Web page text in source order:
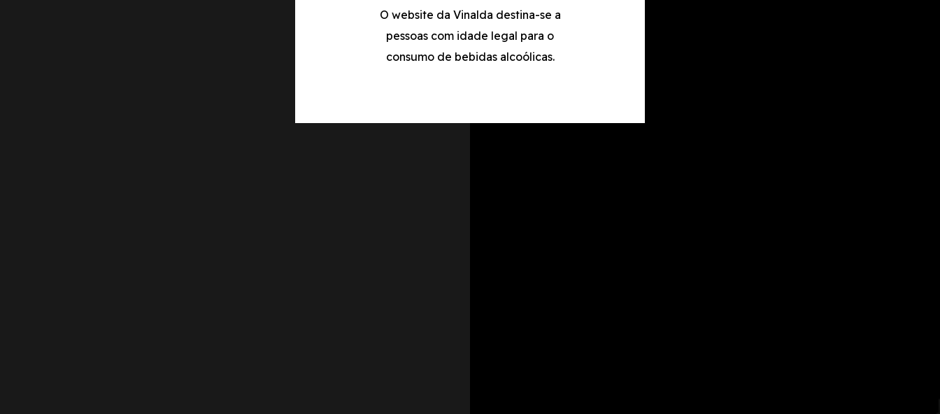
O website da Vinalda destina-se a
pessoas com idade legal para o
consumo de bebidas alcoólicas.